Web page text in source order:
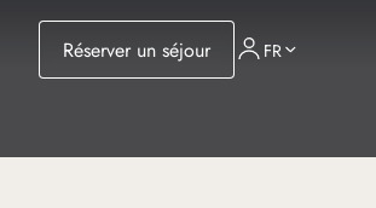
Réserver un séjour FR